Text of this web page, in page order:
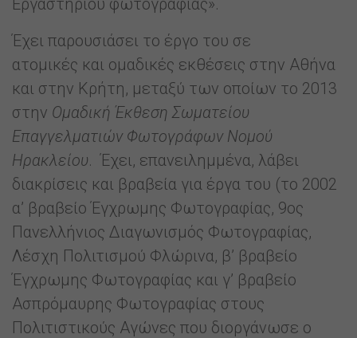
Εργαστηρίου φωτογραφίας».
Έχει παρουσιάσει το έργο του σε
ατομικές και ομαδικές εκθέσεις στην Αθήνα
και στην Κρήτη, μεταξύ των οποίων το 2013
στην Ομαδική Έκθεση Σωματείου
Επαγγελματιών Φωτογράφων Νομού
Ηρακλείου. Έχει, επανειλημμένα, λάβει
διακρίσεις και βραβεία για έργα του (το 2002
α’ βραβείο Έγχρωμης Φωτογραφίας, 9ος
Πανελλήνιος Διαγωνισμός Φωτογραφίας,
Λέσχη Πολιτισμού Φλώρινα, β’ βραβείο
Έγχρωμης Φωτογραφίας και γ’ βραβείο
Ασπρόμαυρης Φωτογραφίας στους
Πολιτιστικούς Αγώνες που διοργάνωσε ο